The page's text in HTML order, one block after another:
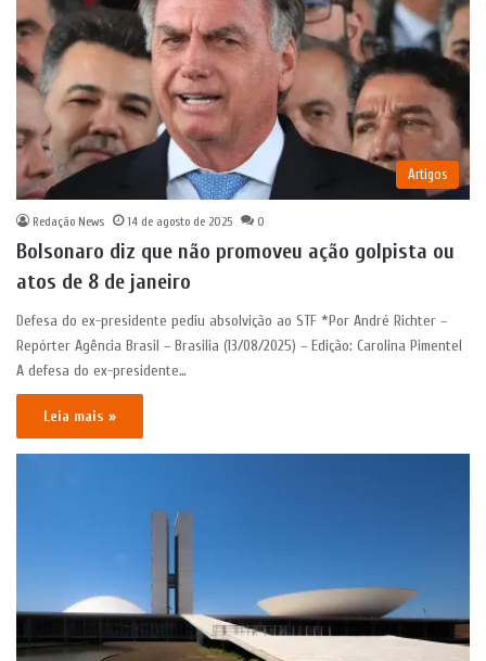
Artigos
Redação News 14 de agosto de 2025 0
Bolsonaro diz que não promoveu ação golpista ou
atos de 8 de janeiro
Defesa do ex-presidente pediu absolvição ao STF *Por André Richter –
Repórter Agência Brasil – Brasilia (13/08/2025) – Edição: Carolina Pimentel
A defesa do ex-presidente…
Leia mais »